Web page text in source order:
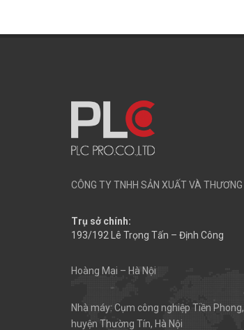
CÔNG TY TNHH SẢN XUẤT VÀ
Trụ sở chính:
193/192 Lê Trọng Tấn – Định Công
Hoàng Mai – Hà Nội
Nhà máy: Cụm công nghiệp Tiền
huyện Thường Tín, Hà Nội